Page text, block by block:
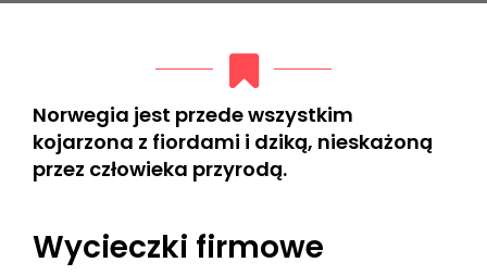
Norwegia jest przede wszystkim
kojarzona z fiordami i dziką, nieskażoną
przez człowieka przyrodą.
Wycieczki firmowe